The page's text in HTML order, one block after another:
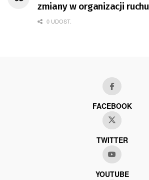
zmiany w organizacji ruchu
0 UDOST.
FACEBOOK
TWITTER
YOUTUBE